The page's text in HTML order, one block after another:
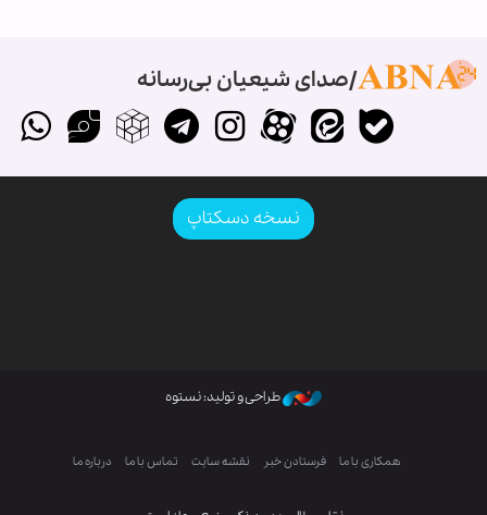
صدای شیعیان بی‌رسانه
نسخه دسکتاپ
طراحی و تولید: نستوه
همکاری با ما فرستادن خبر نقشه سایت تماس با ما درباره ما